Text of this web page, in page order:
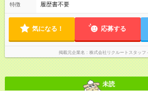
特徴 履歴書不要
気になる！ 応募する
掲載元企業名 株式会社リクルートスタッフ
未読